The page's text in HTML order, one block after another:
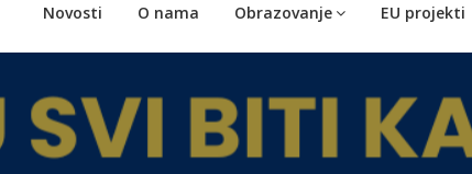
Novosti O nama Obrazovanje EU projekti
MALOM